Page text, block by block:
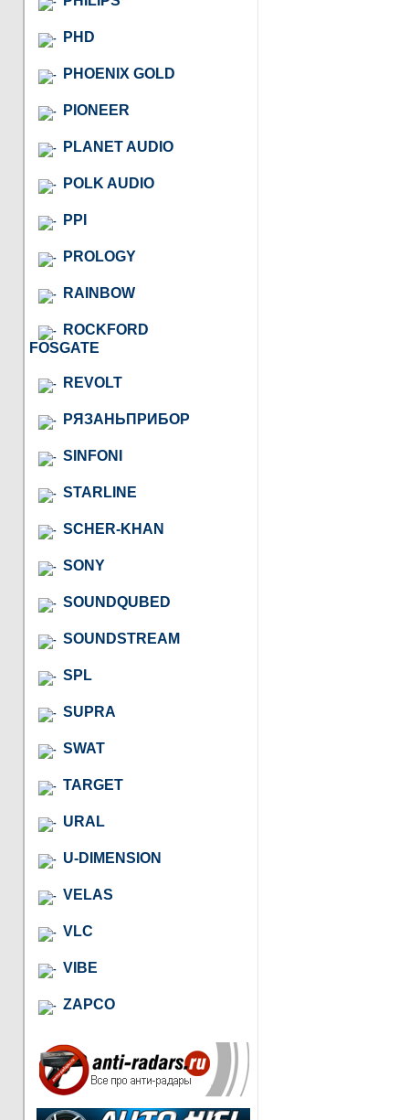
PHD
PHOENIX GOLD
PIONEER
PLANET AUDIO
POLK AUDIO
PPI
PROLOGY
RAINBOW
ROCKFORD
FOSGATE
REVOLT
РЯЗАНЬПРИБОР
SINFONI
STARLINE
SCHER-KHAN
SONY
SOUNDQUBED
SOUNDSTREAM
SPL
SUPRA
SWAT
TARGET
URAL
U-DIMENSION
VELAS
VLC
VIBE
ZAPCO